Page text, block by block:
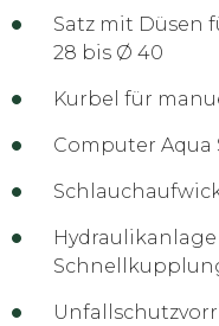
Satz mit Düsen
28 bis Ø 40
Kurbel für
Computer Aqua